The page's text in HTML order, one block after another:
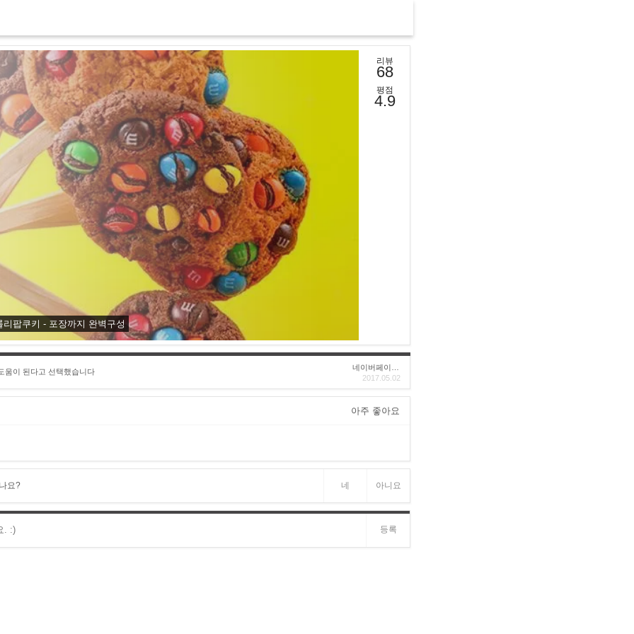
팝쿠키 - 포장까지 완벽구성
리뷰
68
평점
4.9
움이 된다고 선택했습니다
2017.05.02
아주 좋아요
요? 네 아니요
등록